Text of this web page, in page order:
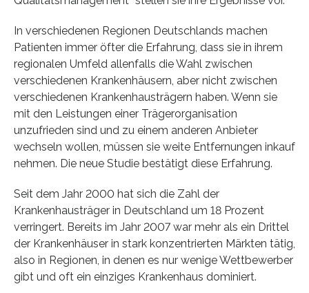
In verschiedenen Regionen Deutschlands machen
Patienten immer öfter die Erfahrung, dass sie in ihrem
regionalen Umfeld allenfalls die Wahl zwischen
verschiedenen Krankenhäusern, aber nicht zwischen
verschiedenen Krankenhausträgern haben. Wenn sie
mit den Leistungen einer Trägerorganisation
unzufrieden sind und zu einem anderen Anbieter
wechseln wollen, müssen sie weite Entfernungen inkauf
nehmen. Die neue Studie bestätigt diese Erfahrung.
Seit dem Jahr 2000 hat sich die Zahl der
Krankenhausträger in Deutschland um 18 Prozent
verringert. Bereits im Jahr 2007 war mehr als ein Drittel
der Krankenhäuser in stark konzentrierten Märkten tätig,
also in Regionen, in denen es nur wenige Wettbewerber
gibt und oft ein einziges Krankenhaus dominiert.